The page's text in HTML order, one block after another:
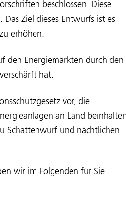
beschlossen. Diese
Ziel dieses Entwurfs ist es
erhöhen.
den Energiemärkten durch den
hat.
vor, die
an Land
Schattenwurf und nächtlichen
wir im Folgenden für Sie